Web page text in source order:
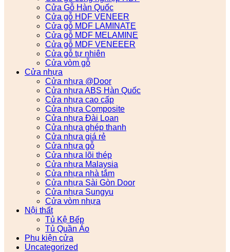
Cửa Gỗ Hàn Quốc
Cửa gỗ HDF VENEER
Cửa gỗ MDF LAMINATE
Cửa gỗ MDF MELAMINE
Cửa gỗ MDF VENEEER
Cửa gỗ tự nhiên
Cửa vòm gỗ
Cửa nhựa
Cửa nhựa @Door
Cửa nhựa ABS Hàn Quốc
Cửa nhựa cao cấp
Cửa nhựa Composite
Cửa nhựa Đài Loan
Cửa nhựa ghép thanh
Cửa nhựa giá rẻ
Cửa nhựa gỗ
Cửa nhựa lõi thép
Cửa nhựa Malaysia
Cửa nhựa nhà tắm
Cửa nhựa Sài Gòn Door
Cửa nhựa Sungyu
Cửa vòm nhựa
Nội thất
Tủ Kệ Bếp
Tủ Quần Áo
Phụ kiện cửa
Uncategorized